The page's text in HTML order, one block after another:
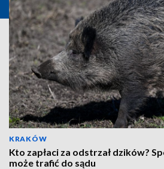
KRAKÓW
Kto zapłaci za odstrzał dzików?
może trafić do sądu